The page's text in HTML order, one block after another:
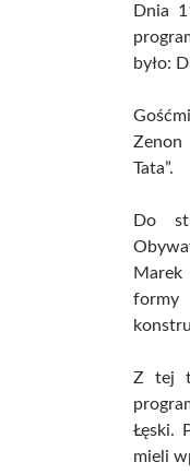
Dnia
było:
Zenon
Tata”.
Do
Z tej
Łęski.
mieli